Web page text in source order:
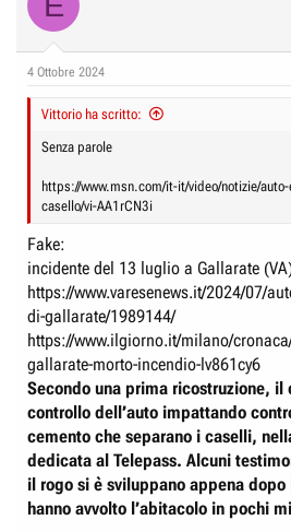
t
s
4 Ottobre 2024
Vittorio ha scritto:
Senza parole
https://www.msn.com/it-it/video/notizie/
casello/vi-AA1rCN3i
Fake:
incidente del 13 luglio a Gallarate
https://www.varesenews.it/2024/07/
di-gallarate/1989144/
https://www.ilgiorno.it/milano/
gallarate-morto-incendio-lv861cy6
Secondo una prima ricostruzione, il
controllo dell’auto impattando
cemento che separano i caselli,
dedicata al Telepass. Alcuni
il rogo si è sviluppano appena
hanno avvolto l’abitacolo in pochi